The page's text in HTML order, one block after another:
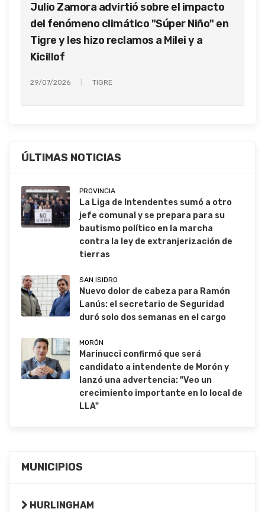
Julio Zamora advirtió sobre el impacto
del fenómeno climático "Súper Niño" en
Tigre y les hizo reclamos a Milei y a
Kicillof
29/07/2026 TIGRE
ÚLTIMAS NOTICIAS
PROVINCIA
La Liga de Intendentes sumó a otro
jefe comunal y se prepara para su
bautismo político en la marcha
contra la ley de extranjerización de
tierras
SAN ISIDRO
Nuevo dolor de cabeza para Ramón
Lanús: el secretario de Seguridad
duró solo dos semanas en el cargo
MORÓN
Marinucci confirmó que será
candidato a intendente de Morón y
lanzó una advertencia: "Veo un
crecimiento importante en lo local de
LLA"
MUNICIPIOS
HURLINGHAM